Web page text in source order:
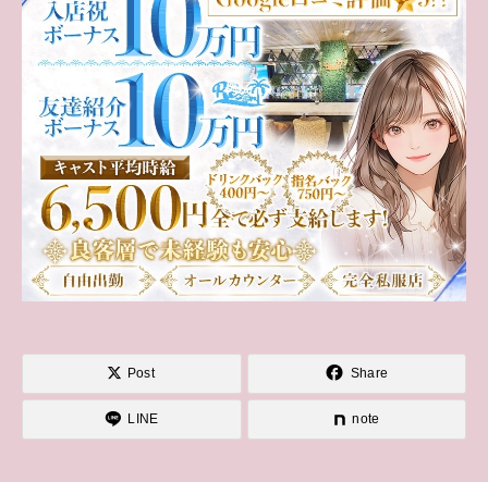
Post Share
LINE note